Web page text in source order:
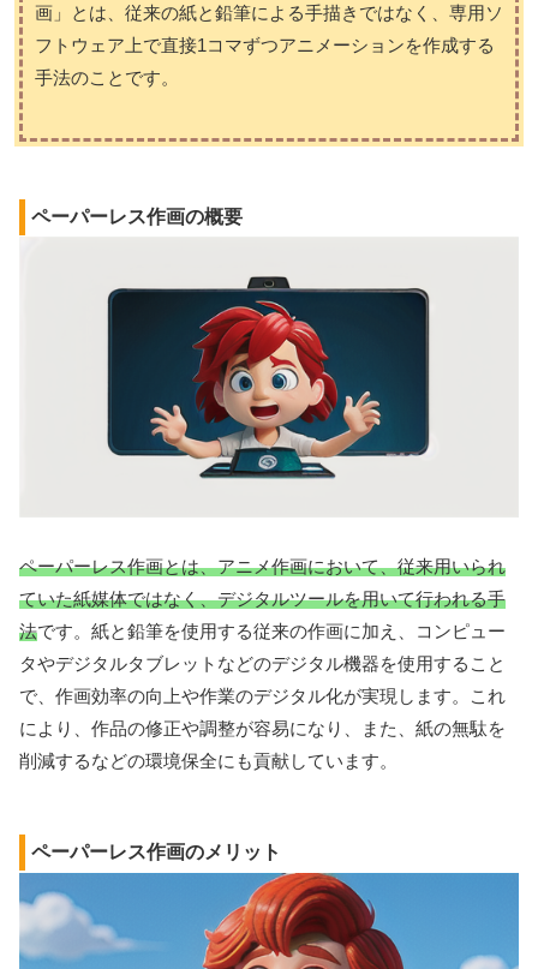
画」とは、従来の紙と鉛筆による手描きではなく、専用ソ
フトウェア上で直接1コマずつアニメーションを作成する
手法のことです。
ペーパーレス作画の概要
ペーパーレス作画とは、アニメ作画において、従来用いられ
ていた紙媒体ではなく、デジタルツールを用いて行われる手
法です。紙と鉛筆を使用する従来の作画に加え、コンピュー
タやデジタルタブレットなどのデジタル機器を使用すること
で、作画効率の向上や作業のデジタル化が実現します。これ
により、作品の修正や調整が容易になり、また、紙の無駄を
削減するなどの環境保全にも貢献しています。
ペーパーレス作画のメリット